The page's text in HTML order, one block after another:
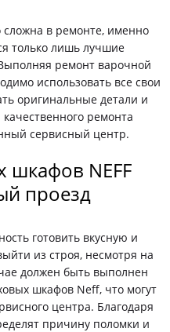
сложна в ремонте, именно
только лишь лучшие
ремонт варочной
использовать все свои
оригинальные детали и
ремонта
сервисный центр.
шкафов NEFF
проезд
готовить вкусную и
из строя, несмотря на
должен быть выполнен
шкафов Neff, что могут
центра. Благодаря
причину поломки и